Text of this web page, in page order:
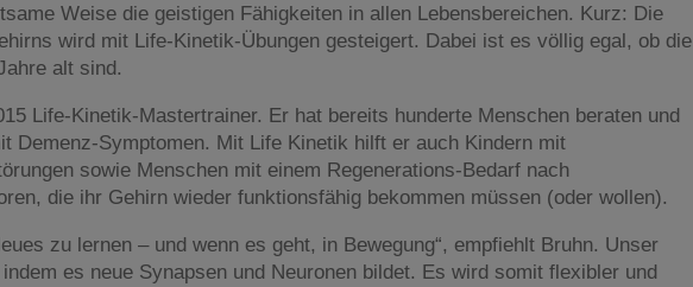
Weise die geistigen Fähigkeiten in allen Lebensbereichen. Kurz: Die
wird mit Life-Kinetik-Übungen gesteigert. Dabei ist es völlig egal, ob die
alt sind.
Life-Kinetik-Mastertrainer. Er hat bereits hunderte Menschen beraten und
Demenz-Symptomen. Mit Life Kinetik hilft er auch Kindern mit
sowie Menschen mit einem Regenerations-Bedarf nach
die ihr Gehirn wieder funktionsfähig bekommen müssen (oder wollen).
zu lernen – und wenn es geht, in Bewegung“, empfiehlt Bruhn. Unser
es neue Synapsen und Neuronen bildet. Es wird somit flexibler und